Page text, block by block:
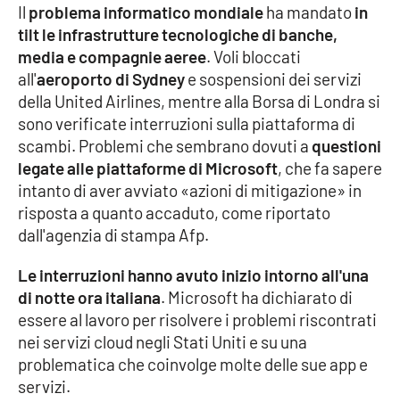
Parchi Marini Calabria
Leggendo Alvaro insieme
Imprese Di Calabria
Le perfidie di Antonella Grippo
Venti di comunicazione
STREAMING
LaC TV
LaC Network
Il problema informatico mondialeha mandatoin
tilt le infrastrutture tecnologiche di banche,
media e compagnie aeree. Voli bloccati
all'aeroporto di Sydneye sospensioni dei servizi
della United Airlines, mentre alla Borsa di Londra si
sono verificate interruzioni sulla piattaforma di
scambi. Problemi che sembrano dovuti a questioni
legate alle piattaforme di Microsoft, che fa sapere
intanto di aver avviato «azioni di mitigazione» in
risposta a quanto accaduto, come riportato
dall'agenzia di stampa Afp.
Le interruzioni hanno avuto inizio intorno all'una
di notte ora italiana. Microsoft ha dichiarato di
essere al lavoro per risolvere i problemi riscontrati
nei servizi cloud negli Stati Uniti e su una
problematica che coinvolge molte delle sue app e
servizi.